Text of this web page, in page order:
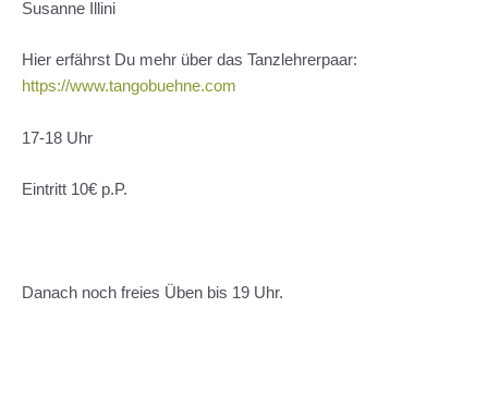
Susanne Illini
Hier erfährst Du mehr über das Tanzlehrerpaar:
https://www.tangobuehne.com
17-18 Uhr
Eintritt 10€ p.P.
Danach noch freies Üben bis 19 Uhr.